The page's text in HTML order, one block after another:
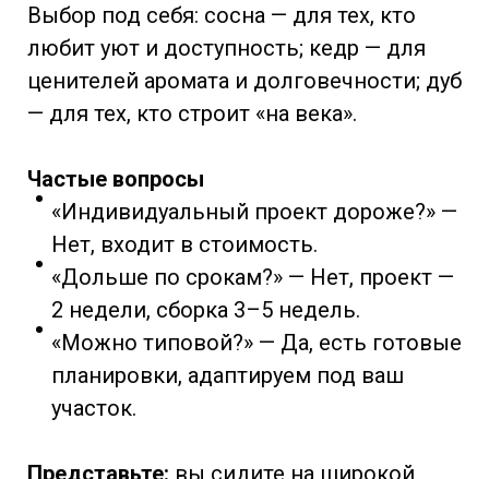
Выбор под себя: сосна — для тех, кто
любит уют и доступность; кедр — для
ценителей аромата и долговечности; дуб
— для тех, кто строит «на века».
Частые вопросы
«Индивидуальный проект дороже?» —
Нет, входит в стоимость.
«Дольше по срокам?» — Нет, проект —
2 недели, сборка 3–5 недель.
«Можно типовой?» — Да, есть готовые
планировки, адаптируем под ваш
участок.
Представьте: вы сидите на широкой